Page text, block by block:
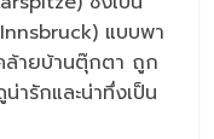
แบบพา
ล้ายบ้านตุ๊กตา ถูก
ารักและน่าทึ่งเป็น